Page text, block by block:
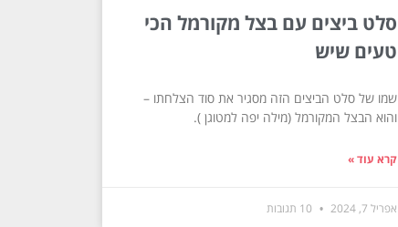
סלט ביצים עם בצל מקורמל הכי
טעים שיש
שמו של סלט הביצים הזה מסגיר את סוד הצלחתו –
והוא הבצל המקורמל (מילה יפה למטוגן ).
קרא עוד »
אפריל 7, 2024